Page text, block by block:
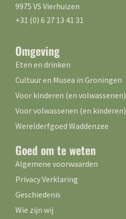
9975 VS Vierhuizen
+31 (0) 6 27 13 41 31
Omgeving
Eten en drinken
Cultuur en Musea in Groningen
Voor kinderen (en volwassenen)
Voor volwassenen (en kinderen)
Werelderfgoed Waddenzee
Goed om te weten
Algemene voorwaarden
Privacy Verklaring
Geschiedenis
Wie zijn wij